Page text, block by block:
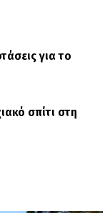
για το
σπίτι στη